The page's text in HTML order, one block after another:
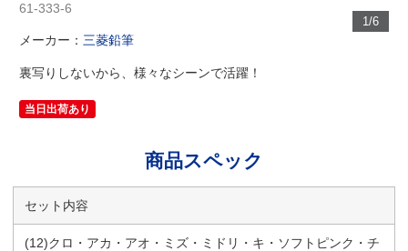
1/6
61-333-6
メーカー：三菱鉛筆
裏写りしないから、様々なシーンで活躍！
当日出荷あり
商品スペック
セット内容
(12)クロ・アカ・アオ・ミズ・ミドリ・キ・ソフトピンク・チ